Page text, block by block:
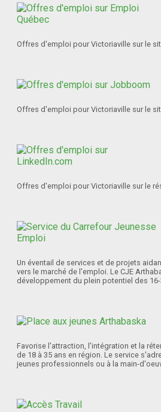
Offres d'emploi pour Victoriaville sur le
Offres d'emploi pour Victoriaville sur le
Offres d'emploi pour Victoriaville sur le
Un éventail de services et de projets
vers le marché de l'emploi. Le CJE
développement du plein potentiel des
Favorise l'attraction, l'intégration et la
de 18 à 35 ans en région. Le service
jeunes professionnels ou à la main-